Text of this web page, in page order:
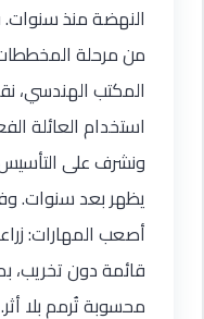
النهضة منذ سنوات.
من مرحلة
المكتب الهندسي،
استخدام العائلة
ونشرف على
يظهر بعد سنوات.
أصعب المهارات:
قائمة دون تخريب،
محسوبة تُرمم بلا